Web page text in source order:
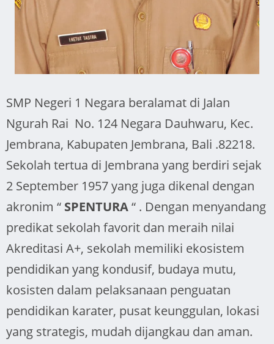
SMP Negeri 1 Negara beralamat di Jalan
Ngurah Rai No. 124 Negara Dauhwaru, Kec.
Jembrana, Kabupaten Jembrana, Bali .82218.
Sekolah tertua di Jembrana yang berdiri sejak
2 September 1957 yang juga dikenal dengan
akronim “ SPENTURA“ . Dengan menyandang
predikat sekolah favorit dan meraih nilai
Akreditasi A+, sekolah memiliki ekosistem
pendidikan yang kondusif, budaya mutu,
kosisten dalam pelaksanaan penguatan
pendidikan karater, pusat keunggulan, lokasi
yang strategis, mudah dijangkau dan aman.